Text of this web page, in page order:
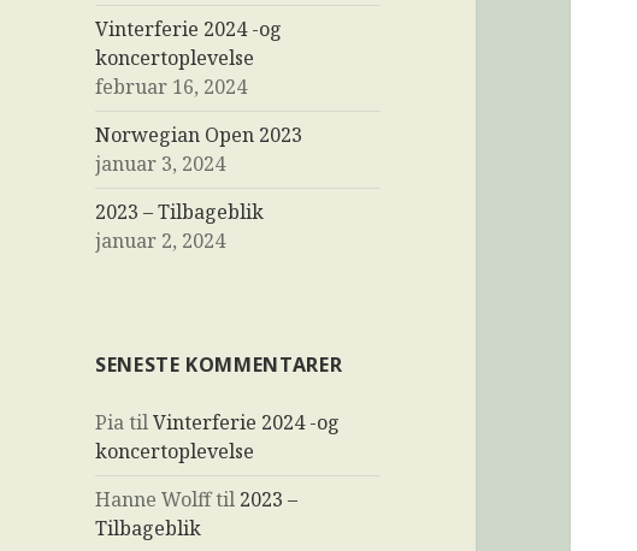
Vinterferie 2024 -og
koncertoplevelse
februar 16, 2024
Norwegian Open 2023
januar 3, 2024
2023 – Tilbageblik
januar 2, 2024
SENESTE KOMMENTARER
PiatilVinterferie 2024 -og
koncertoplevelse
Hanne Wolfftil 2023 –
Tilbageblik